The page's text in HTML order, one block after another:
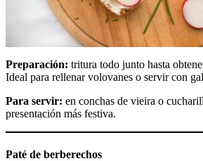
Preparación: tritura todo junto hasta
Ideal para rellenar volovanes o servir con
Para servir: en conchas de vieira o
presentación más festiva.
Paté de berberechos